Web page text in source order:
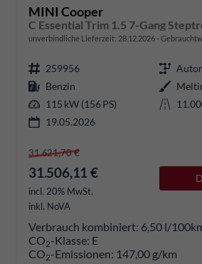
MINI Cooper
C Essential Trim 1.5 7-Gang
unverbindliche Lieferzeit: 28.12.2026
259956
Benzin
115 kW (156 PS)
19.05.2026
31.621,70 €
31.506,11 €
incl. 20% MwSt.
inkl. NoVA
Verbrauch kombiniert: 6,50 l/
CO2-Klasse: E
CO2-Emissionen: 147,00 g/km